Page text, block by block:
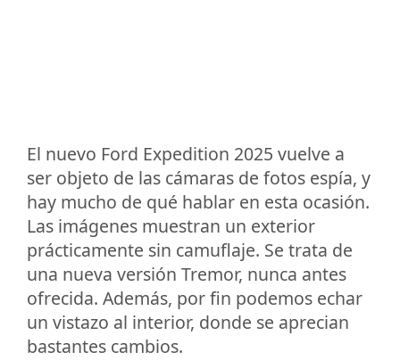
El nuevo Ford Expedition 2025 vuelve a
ser objeto de las cámaras de fotos espía, y
hay mucho de qué hablar en esta ocasión.
Las imágenes muestran un exterior
prácticamente sin camuflaje. Se trata de
una nueva versión Tremor, nunca antes
ofrecida. Además, por fin podemos echar
un vistazo al interior, donde se aprecian
bastantes cambios.